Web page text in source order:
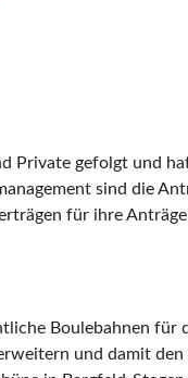
Private gefolgt und
sind die
für ihre
Boulebahnen für
und damit